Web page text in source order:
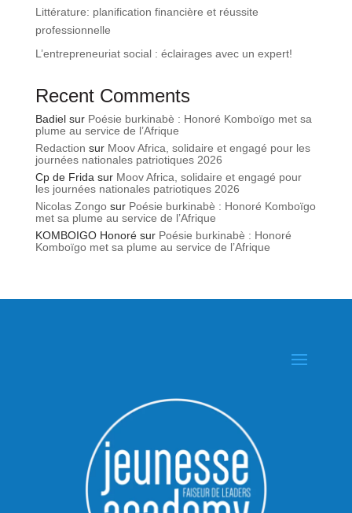
Littérature: planification financière et réussite
professionnelle
L’entrepreneuriat social : éclairages avec un expert!
Recent Comments
Badielsur Poésie burkinabè : Honoré Komboïgo met sa
plume au service de l’Afrique
Redaction sur Moov Africa, solidaire et engagé pour les
journées nationales patriotiques 2026
Cp de Frida sur Moov Africa, solidaire et engagé pour
les journées nationales patriotiques 2026
Nicolas Zongosur Poésie burkinabè : Honoré Komboïgo
met sa plume au service de l’Afrique
KOMBOIGO Honorésur Poésie burkinabè : Honoré
Komboïgo met sa plume au service de l’Afrique